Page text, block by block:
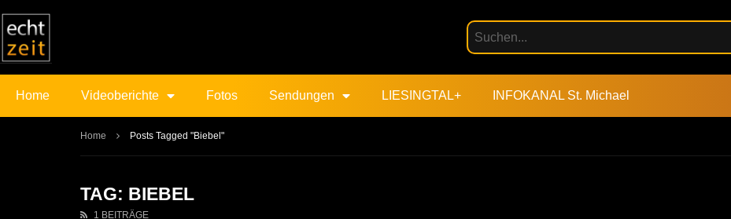
Home Videoberichte Fotos Sendungen LIESINGTAL+ INFOKANAL St. Michael
Home Posts Tagged "Biebel"
TAG: BIEBEL
1 BEITRÄGE